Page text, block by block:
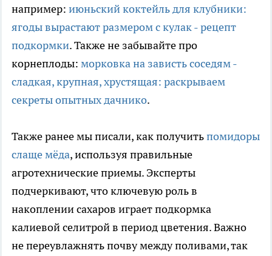
например: июньский коктейль для клубники:
ягоды вырастают размером с кулак - рецепт
подкормки. Также не забывайте про
корнеплоды: морковка на зависть соседям -
сладкая, крупная, хрустящая: раскрываем
секреты опытных дачнико.
Также ранее мы писали, как получитьпомидоры
слаще мёда, используя правильные
агротехнические приемы. Эксперты
подчеркивают, что ключевую роль в
накоплении сахаров играет подкормка
калиевой селитрой в период цветения. Важно
не переувлажнять почву между поливами, так